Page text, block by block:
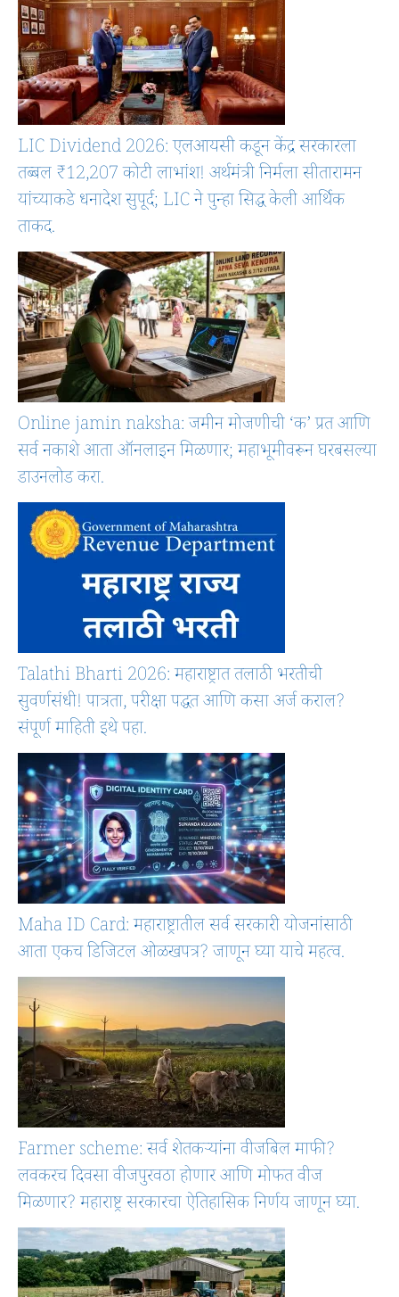
LIC Dividend 2026: एलआयसी कडून केंद्र सरकारला
तब्बल ₹12,207 कोटी लाभांश! अर्थमंत्री निर्मला सीतारामन
यांच्याकडे धनादेश सुपूर्द; LIC ने पुन्हा सिद्ध केली आर्थिक
ताकद.
Online jamin naksha: जमीन मोजणीची ‘क’ प्रत आणि
सर्व नकाशे आता ऑनलाइन मिळणार; महाभूमीवरून घरबसल्या
डाउनलोड करा.
Talathi Bharti 2026: महाराष्ट्रात तलाठी भरतीची
सुवर्णसंधी! पात्रता, परीक्षा पद्धत आणि कसा अर्ज कराल?
संपूर्ण माहिती इथे पहा.
Maha ID Card: महाराष्ट्रातील सर्व सरकारी योजनांसाठी
आता एकच डिजिटल ओळखपत्र? जाणून घ्या याचे महत्व.
Farmer scheme: सर्व शेतकऱ्यांना वीजबिल माफी?
लवकरच दिवसा वीजपुरवठा होणार आणि मोफत वीज
मिळणार? महाराष्ट्र सरकारचा ऐतिहासिक निर्णय जाणून घ्या.